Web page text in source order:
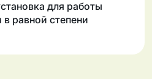
для работы
равной степени